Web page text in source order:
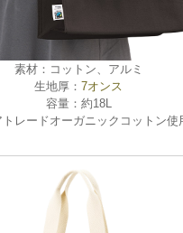
素材：コットン、アルミ
生地厚： 7オンス
容量：約18L
トレードオーガニックコットン使